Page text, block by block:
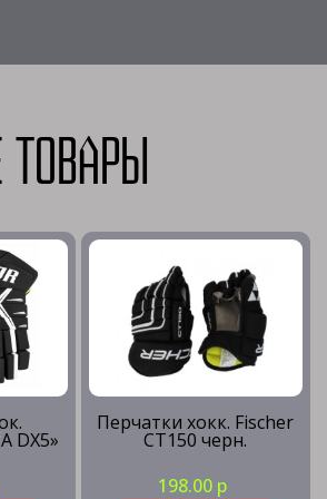
товары
DX5»
Перчатки хокк. Fischer
CT150 черн.
198.00 р